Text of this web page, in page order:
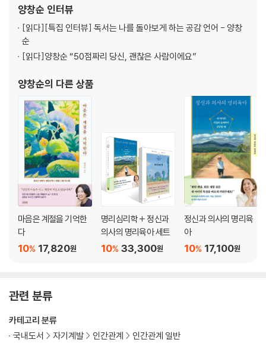
Chapter 3 인간관계에도 좌표가 필요하다
인간관계를 이루는 기본적인 심리 유형 8가지
두 번째 유형 스스로는 정의파라고 여기지만 과연 그럴까?
세 번째 유형 왜 처음 볼 땐 매력적인데 두 번 보면 질릴까?
네 번째 유형 왜 작은 일에도 갈팡질팡하며 결정을 못 내릴까?
다섯 번째 유형 모든 낯선 상황들이 나는 왜 너무나도 싫을까?
여섯 번째 유형 난 희생하는 것뿐인데, 쓸데없는 오지랖이라니?
일곱 번째 유형 나는 왜 만날 이용만 당할까?
여덟 번째 유형 주위에 사람은 많은데 왜 친한 사람은 없는 걸까?
환상의 조합 혹은 저주의 관계가 되는 이유
Chapter 4 똑똑한 거리 두기가 건강한 인간관계를 만든다
누구나 먼저 손 내밀어주길 원한다
새로운 것에 지나치게 열광할 때 겪는 심리적 손실
오지랖에도 균형이 필요하다
지혜로운 사람은 스태프의 의견부터 구한다
국제회원 및 펠로우, 미국 의사경영자 학회 회원이다. 최근에
양창순 인터뷰
[읽다][특집 인터뷰] 독서는 나를 돌아보게 하는 공감 언어 - 양창
순
[읽다]양창순 “50점짜리 당신, 괜찮은 사람이에요”
양창순의 다른 상품
마음은 계절을 기억한
다
17,820원
10%
명리심리학 + 정신과
의사의 명리육아 세트
33,300원
10%
정신과 의사의 명리육
아
17,100원
10%
관련 분류
카테고리 분류
국내도서
자기계발 인간관계 인간관계 일반